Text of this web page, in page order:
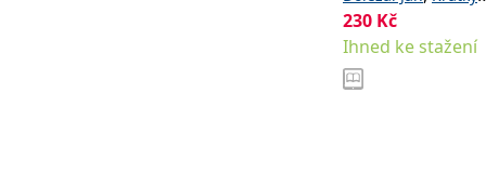
Jiří
230 Kč
Ihned ke stažení